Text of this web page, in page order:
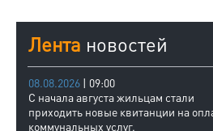
Лента новостей
08.08.2026 | 09:00
С начала августа жильцам стали
приходить новые квитанции на
коммунальных услуг.